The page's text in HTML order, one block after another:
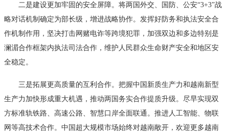
二是建设更加牢固的安全屏障。将两国外交、国防、公安“3+3”战
略对话机制确定为部长级，增进战略协作。发挥好防务和执法安全合
作机制作用，坚决打击网赌电诈等跨境犯罪，加强双边和多边特别是
澜湄合作框架内执法司法合作，维护人民群众生命财产安全和地区安
全稳定。
三是拓展更高质量的互利合作。把握中国新质生产力和越南新型
生产力加快形成重大机遇，推动两国务实合作提质升级。尽早实现双
方标准轨铁路、高速公路、智慧口岸全面联通。推进人工智能、物联
网等高技术合作。中国超大规模市场始终对越南敞开，欢迎更多越南